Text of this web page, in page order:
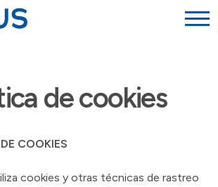
de cookies
COOKIES
cookies y otras técnicas de rastreo